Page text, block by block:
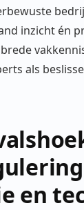
inzicht én
als
en